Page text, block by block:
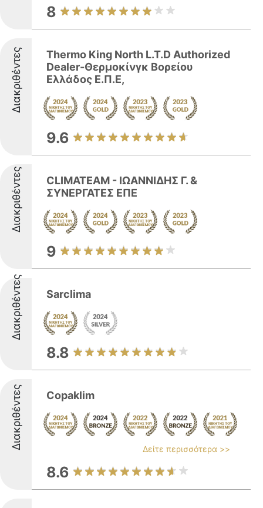
8
Διακριθέντες
Thermo King North L.T.D Authorized
Dealer-Θερμοκίνγκ Βορείου
Ελλάδος Ε.Π.Ε,
9.6
Διακριθέντες
CLIMATEAM - ΙΩΑΝΝΙΔΗΣ Γ. &
ΣΥΝΕΡΓΑΤΕΣ ΕΠΕ
9
Διακριθέντες Sarclima
8.8
Διακριθέντες Copaklim
Δείτε περισσότερα >>
8.6